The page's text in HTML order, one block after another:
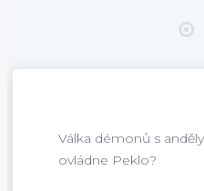
Válka démonů s
ovládne Peklo?